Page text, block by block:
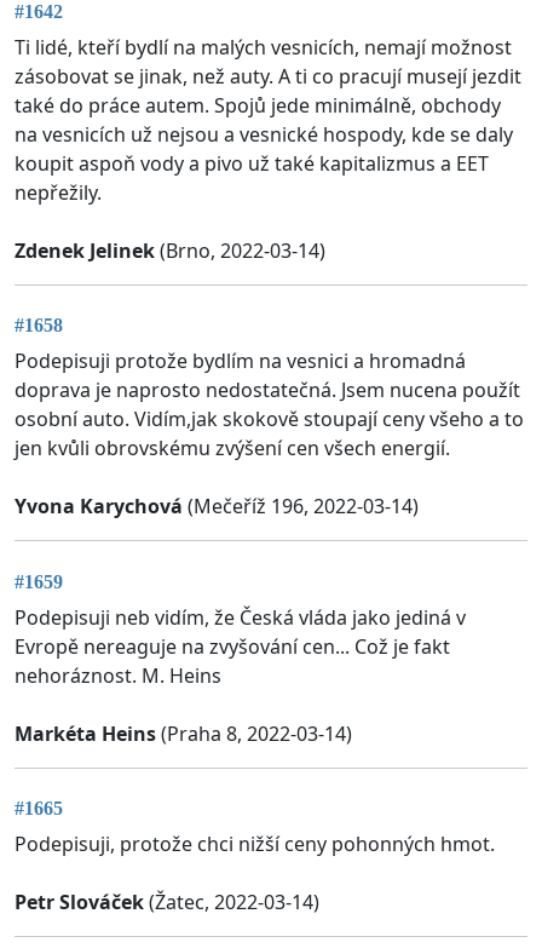
#1642
Ti lidé, kteří bydlí na malých vesnicích, nemají možnost
zásobovat se jinak, než auty. A ti co pracují musejí jezdit
také do práce autem. Spojů jede minimálně, obchody
na vesnicích už nejsou a vesnické hospody, kde se daly
koupit aspoň vody a pivo už také kapitalizmus a EET
nepřežily.
Zdenek Jelinek(Brno, 2022-03-14)
#1658
Podepisuji protože bydlím na vesnici a hromadná
doprava je naprosto nedostatečná. Jsem nucena použít
osobní auto. Vidím,jak skokově stoupají ceny všeho a to
jen kvůli obrovskému zvýšení cen všech energií.
Yvona Karychová (Mečeříž 196, 2022-03-14)
#1659
Podepisuji neb vidím, že Česká vláda jako jediná v
Evropě nereaguje na zvyšování cen... Což je fakt
nehoráznost. M. Heins
Markéta Heins(Praha 8, 2022-03-14)
#1665
Podepisuji, protože chci nižší ceny pohonných hmot.
Petr Slováček(Žatec, 2022-03-14)